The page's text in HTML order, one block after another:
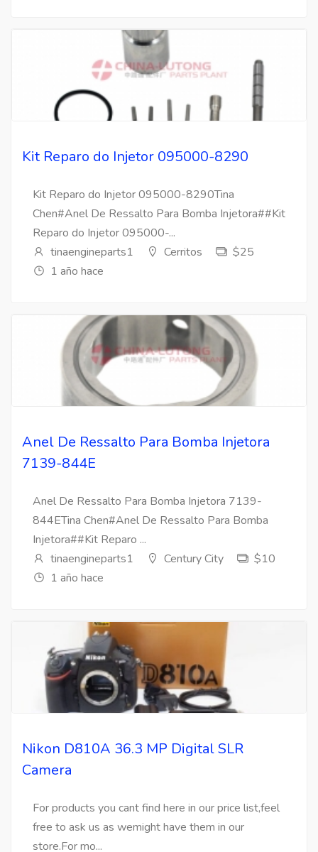
Kit Reparo do Injetor 095000-8290
Kit Reparo do Injetor 095000-8290Tina
Chen#Anel De Ressalto Para Bomba Injetora##Kit
Reparo do Injetor 095000-...
tinaengineparts1
Cerritos
$25
1 año hace
Anel De Ressalto Para Bomba Injetora
7139-844E
Anel De Ressalto Para Bomba Injetora 7139-
844ETina Chen#Anel De Ressalto Para Bomba
Injetora##Kit Reparo ...
tinaengineparts1
Century City
$10
1 año hace
Nikon D810A 36.3 MP Digital SLR
Camera
For products you cant find here in our price list,feel
free to ask us as wemight have them in our
store.For mo...